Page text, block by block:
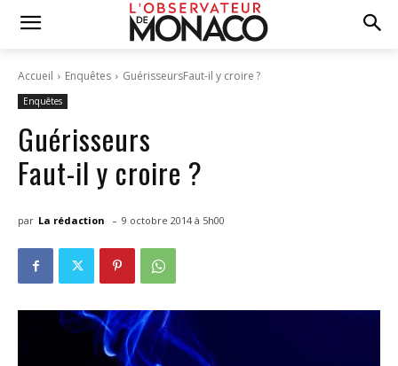
Accueil Enquêtes GuérisseursFaut-il y croire ?
Enquêtes
Guérisseurs
Faut-il y croire ?
par La rédaction - 9 octobre 2014 à 5h00